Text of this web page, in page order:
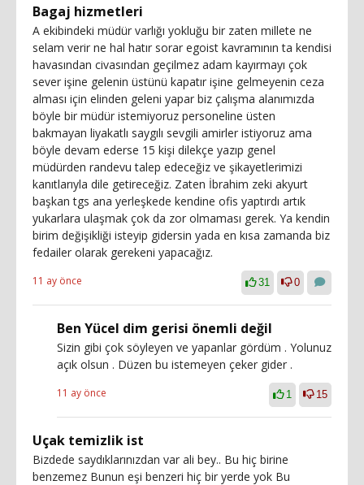
Bagaj hizmetleri
A ekibindeki müdür varlığı yokluğu bir zaten millete ne
selam verir ne hal hatır sorar egoist kavramının ta kendisi
havasından civasından geçilmez adam kayırmayı çok
sever işine gelenin üstünü kapatır işine gelmeyenin ceza
alması için elinden geleni yapar biz çalışma alanımızda
böyle bir müdür istemiyoruz personeline üsten
bakmayan liyakatlı saygılı sevgili amirler istiyoruz ama
böyle devam ederse 15 kişi dilekçe yazıp genel
müdürden randevu talep edeceğiz ve şikayetlerimizi
kanıtlarıyla dile getireceğiz. Zaten İbrahim zeki akyurt
başkan tgs ana yerleşkede kendine ofis yaptırdı artık
yukarlara ulaşmak çok da zor olmaması gerek. Ya kendin
birim değişikliği isteyip gidersin yada en kısa zamanda biz
fedailer olarak gerekeni yapacağız.
11 ay önce 31 0
Ben Yücel dim gerisi önemli değil
Sizin gibi çok söyleyen ve yapanlar gördüm . Yolunuz
açık olsun . Düzen bu istemeyen çeker gider .
11 ay önce 1 15
Uçak temizlik ist
Bizdede saydıklarınızdan var ali bey.. Bu hiç birine
benzemez Bunun eşi benzeri hiç bir yerde yok Bu